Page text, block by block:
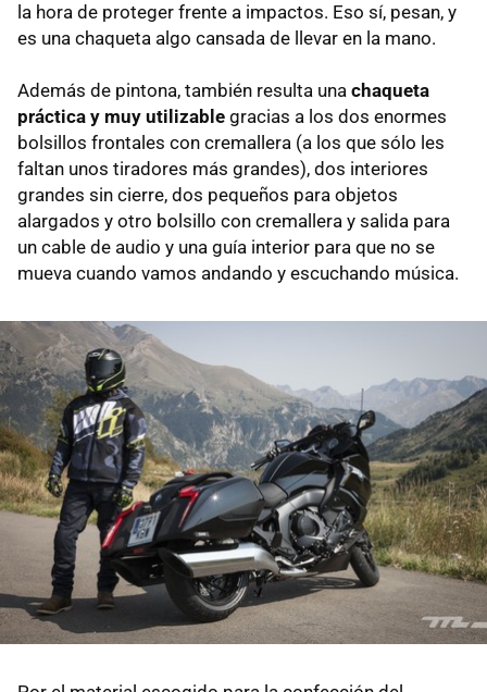
la hora de proteger frente a impactos. Eso sí, pesan, y
es una chaqueta algo cansada de llevar en la mano.
Además de pintona, también resulta una chaqueta
práctica y muy utilizable gracias a los dos enormes
bolsillos frontales con cremallera (a los que sólo les
faltan unos tiradores más grandes), dos interiores
grandes sin cierre, dos pequeños para objetos
alargados y otro bolsillo con cremallera y salida para
un cable de audio y una guía interior para que no se
mueva cuando vamos andando y escuchando música.